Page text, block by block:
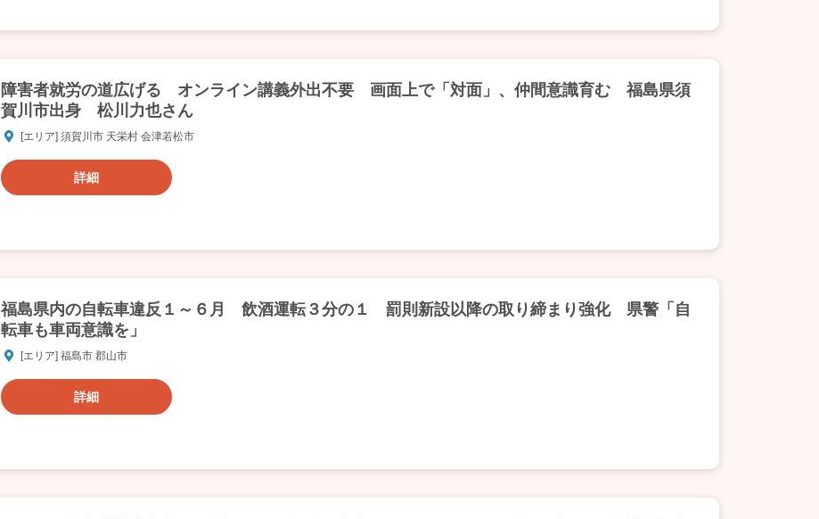
障害者就労の道広げる オンライン講義外出不要 画面上で「対面」、仲間意識育む 福島県須
賀川市出身 松川力也さん
[エリア] 須賀川市 天栄村 会津若松市
詳細
福島県内の自転車違反１～６月 飲酒運転３分の１ 罰則新設以降の取り締まり強化 県警「自
転車も車両意識を」
[エリア] 福島市 郡山市
詳細